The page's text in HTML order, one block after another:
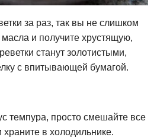
за раз, так вы не слишком
и получите хрустящую,
станут золотистыми,
с впитывающей бумагой.
темпура, просто смешайте все
в холодильнике.